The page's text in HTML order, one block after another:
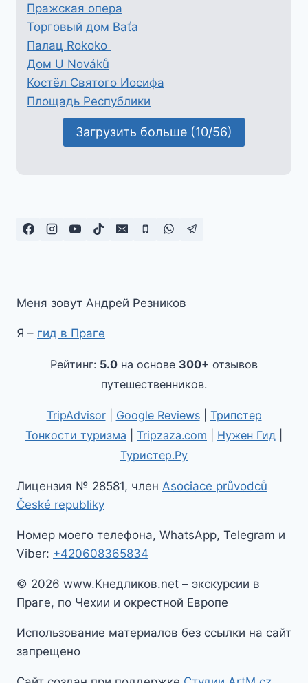
Пражская опера
Торговый дом Baťa
Палац Rokoko
Дом U Nováků
Костёл Святого Иосифа
Площадь Республики
Загрузить больше (10/56)
Меня зовут Андрей Резников
Я – гид в Праге
Рейтинг: 5.0 на основе 300+ отзывов
путешественников.
TripAdvisor| Google Reviews| Трипстер
Тонкости туризма
Tripzaza.com Нужен Гид
Туристер.Ру
Лицензия № 28581, член Asociace průvodců
České republiky
Номер моего телефона, WhatsApp, Telegram и
Viber: +420608365834
© 2026 www.Кнедликов.net – экскурсии в
Праге, по Чехии и окрестной Европе
Использование материалов без ссылки на сайт
запрещено